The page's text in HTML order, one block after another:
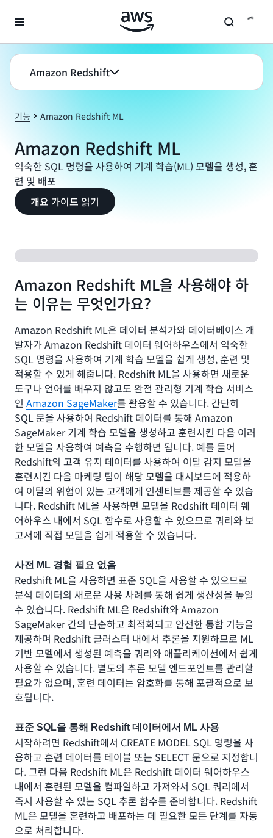
Amazon Redshift
기능 Amazon Redshift ML
Amazon Redshift ML
익숙한 SQL 명령을 사용하여 기계 학습(ML) 모델을 생성, 훈
련 및 배포
개요 가이드 읽기
Amazon Redshift ML을 사용해야 하
는 이유는 무엇인가요?
Amazon Redshift ML은 데이터 분석가와 데이터베이스 개
발자가 Amazon Redshift 데이터 웨어하우스에서 익숙한
SQL 명령을 사용하여 기계 학습 모델을 쉽게 생성, 훈련 및
적용할 수 있게 해줍니다. Redshift ML을 사용하면 새로운
도구나 언어를 배우지 않고도 완전 관리형 기계 학습 서비스
인 Amazon SageMaker를 활용할 수 있습니다. 간단히
SQL 문을 사용하여 Redshift 데이터를 통해 Amazon
SageMaker 기계 학습 모델을 생성하고 훈련시킨 다음 이러
한 모델을 사용하여 예측을 수행하면 됩니다. 예를 들어
Redshift의 고객 유지 데이터를 사용하여 이탈 감지 모델을
훈련시킨 다음 마케팅 팀이 해당 모델을 대시보드에 적용하
여 이탈의 위험이 있는 고객에게 인센티브를 제공할 수 있습
니다. Redshift ML을 사용하면 모델을 Redshift 데이터 웨
어하우스 내에서 SQL 함수로 사용할 수 있으므로 쿼리와 보
고서에 직접 모델을 쉽게 적용할 수 있습니다.
사전 ML 경험 필요 없음
Redshift ML을 사용하면 표준 SQL을 사용할 수 있으므로
분석 데이터의 새로운 사용 사례를 통해 쉽게 생산성을 높일
수 있습니다. Redshift ML은 Redshift와 Amazon
SageMaker 간의 단순하고 최적화되고 안전한 통합 기능을
제공하며 Redshift 클러스터 내에서 추론을 지원하므로 ML
기반 모델에서 생성된 예측을 쿼리와 애플리케이션에서 쉽게
사용할 수 있습니다. 별도의 추론 모델 엔드포인트를 관리할
필요가 없으며, 훈련 데이터는 암호화를 통해 포괄적으로 보
호됩니다.
표준 SQL을 통해 Redshift 데이터에서 ML 사용
시작하려면 Redshift에서 CREATE MODEL SQL 명령을 사
용하고 훈련 데이터를 테이블 또는 SELECT 문으로 지정합니
다. 그런 다음 Redshift ML은 Redshift 데이터 웨어하우스
내에서 훈련된 모델을 컴파일하고 가져와서 SQL 쿼리에서
즉시 사용할 수 있는 SQL 추론 함수를 준비합니다. Redshift
ML은 모델을 훈련하고 배포하는 데 필요한 모든 단계를 자동
으로 처리합니다.